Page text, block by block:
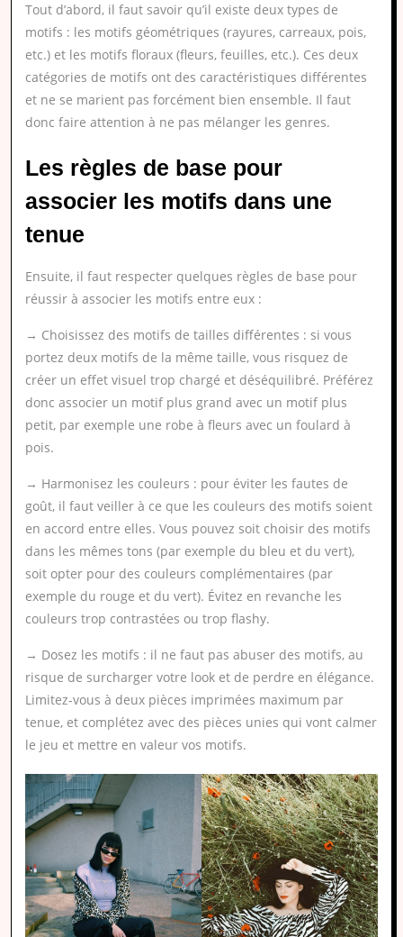
Tout d’abord, il faut savoir qu’il existe deux types de
motifs : les motifs géométriques (rayures, carreaux, pois,
etc.) et les motifs floraux (fleurs, feuilles, etc.). Ces deux
catégories de motifs ont des caractéristiques différentes
et ne se marient pas forcément bien ensemble. Il faut
donc faire attention à ne pas mélanger les genres.
Les règles de base pour
associer les motifs dans une
tenue
Ensuite, il faut respecter quelques règles de base pour
réussir à associer les motifs entre eux :
→ Choisissez des motifs de tailles différentes : si vous
portez deux motifs de la même taille, vous risquez de
créer un effet visuel trop chargé et déséquilibré. Préférez
donc associer un motif plus grand avec un motif plus
petit, par exemple une robe à fleurs avec un foulard à
pois.
→ Harmonisez les couleurs : pour éviter les fautes de
goût, il faut veiller à ce que les couleurs des motifs soient
en accord entre elles. Vous pouvez soit choisir des motifs
dans les mêmes tons (par exemple du bleu et du vert),
soit opter pour des couleurs complémentaires (par
exemple du rouge et du vert). Évitez en revanche les
couleurs trop contrastées ou trop flashy.
→ Dosez les motifs : il ne faut pas abuser des motifs, au
risque de surcharger votre look et de perdre en élégance.
Limitez-vous à deux pièces imprimées maximum par
tenue, et complétez avec des pièces unies qui vont calmer
le jeu et mettre en valeur vos motifs.